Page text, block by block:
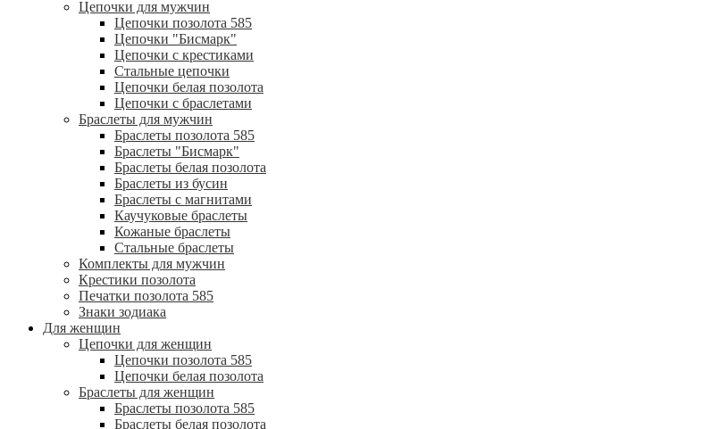
Цепочки для мужчин
Цепочки позолота 585
Цепочки "Бисмарк"
Цепочки с крестиками
Стальные цепочки
Цепочки белая позолота
Цепочки с браслетами
Браслеты для мужчин
Браслеты позолота 585
Браслеты "Бисмарк"
Браслеты белая позолота
Браслеты из бусин
Браслеты с магнитами
Каучуковые браслеты
Кожаные браслеты
Стальные браслеты
Комплекты для мужчин
Крестики позолота
Печатки позолота 585
Знаки зодиака
Для женщин
Цепочки для женщин
Цепочки позолота 585
Цепочки белая позолота
Браслеты для женщин
Браслеты позолота 585
Браслеты белая позолота